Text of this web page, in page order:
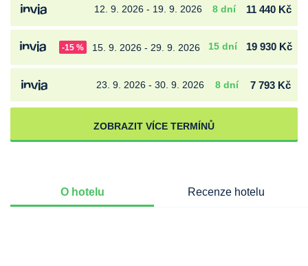
12. 9. 2026 - 19. 9. 2026 8 dní 11 440 Kč
-15 % 15. 9. 2026 - 29. 9. 2026 15 dní 19 930 Kč
23. 9. 2026 - 30. 9. 2026 8 dní 7 793 Kč
ZOBRAZIT VÍCE TERMÍNŮ
O hotelu Recenze hotelu